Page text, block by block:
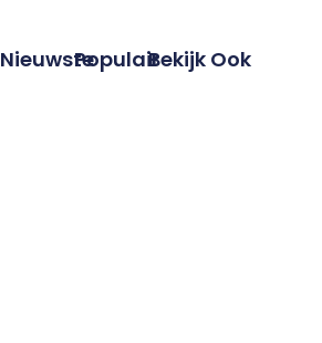
Populair
Nieuwste Bekijk Ook